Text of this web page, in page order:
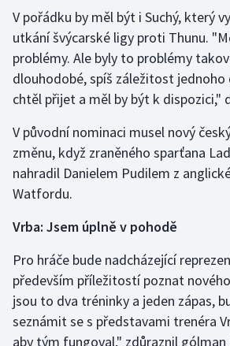
Gymnastika
Házená
Jezdectví
Judo
Krasobruslení
Lezení
Lyže a snowboard
Moderní pětiboj
Motorsport
V pořádku by měl být i Suchý, který
utkání švýcarské ligy proti Thunu.
problémy. Ale byly to problémy
dlouhodobé, spíš záležitost jednoho
chtěl přijet a měl by být k dispozici,"
V původní nominaci musel nový
změnu, když zraněného sparťana
nahradil Danielem Pudilem z
Watfordu.
Vrba: Jsem úplně v pohodě
Pro hráče bude nadcházející
především příležitostí poznat
jsou to dva tréninky a jeden zápas,
seznámit se s představami trenéra
aby tým fungoval," zdůraznil gólman